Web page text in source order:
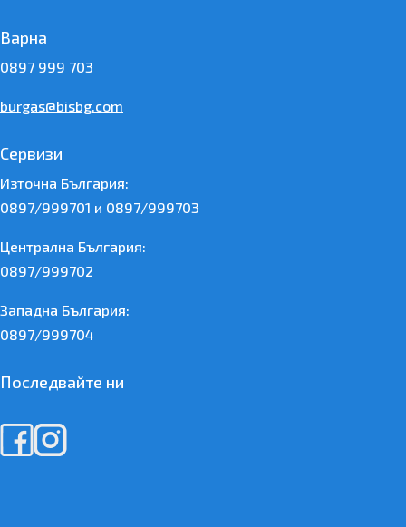
Варна
0897 999 703
burgas@bisbg.com
Сервизи
Източна България:
0897/999701 и 0897/999703
Централна България:
0897/999702
Западна България:
0897/999704
Последвайте ни